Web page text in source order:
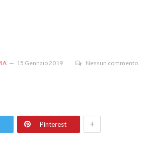
15 Gennaio 2019 Nessun commento
Pinterest +